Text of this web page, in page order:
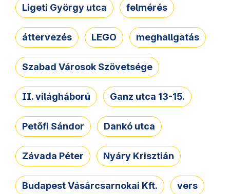
Ligeti György utca felmérés
áttervezés LEGO meghallgatás
Szabad Városok Szövetsége
II. világháború Ganz utca 13-15.
Petőfi Sándor Dankó utca
Závada Péter Nyáry Krisztián
Budapest Vásárcsarnokai Kft. vers